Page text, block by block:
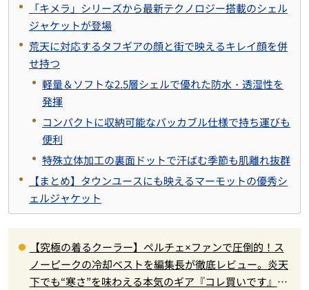
「キメラ」シリーズから最新テクノロジー搭載のシェル
ジャケットが登場
荒天に対応するタフギアの顔と街で映えるキレイ顔を併
せ持つ
軽量＆ソフトな2.5層シェルで優れた防水・透湿性を
発揮
コンパクトに収納可能なパッカブル仕様で持ち運びも
便利
特殊立体加工の裏面ドットで汗ばむ季節も肌離れ抜群
【まとめ】タウンユースにも映えるマーモットの優秀シ
ェルジャケット
【究極の着るクーラー】ペルチェ×ファンで圧倒的！ス
ノーピークの冷却ベストを編集長が徹底レビュー。炎天
下でも“寒さ”を味わえる本気のギア『コレ買いです』Vo